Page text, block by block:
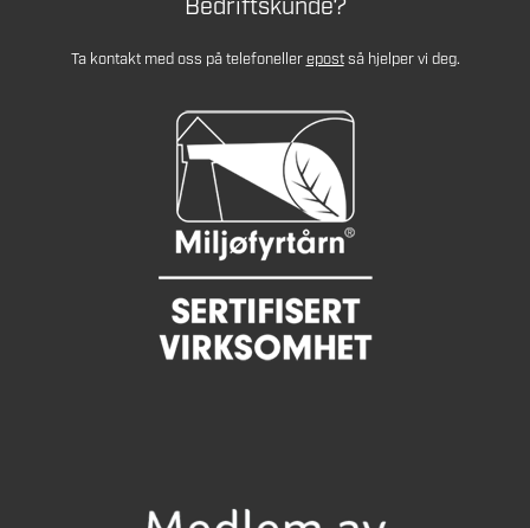
Bedriftskunde?
Ta kontakt med oss på telefonellerepostså hjelper vi deg.